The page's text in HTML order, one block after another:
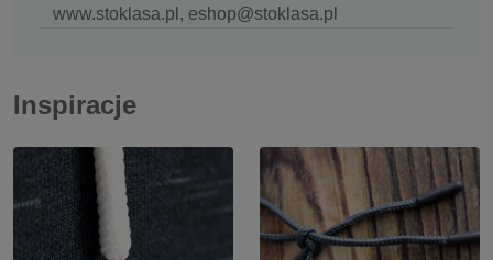
www.stoklasa.pl, eshop@stoklasa.pl
Inspiracje